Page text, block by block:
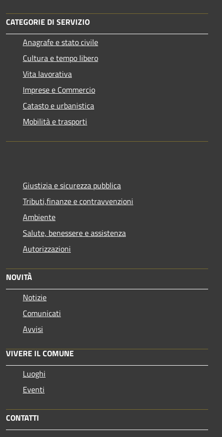
CATEGORIE DI SERVIZIO
Anagrafe e stato civile
Cultura e tempo libero
Vita lavorativa
Imprese e Commercio
Catasto e urbanistica
Mobilità e trasporti
Giustizia e sicurezza pubblica
Tributi,finanze e contravvenzioni
Ambiente
Salute, benessere e assistenza
Autorizzazioni
NOVITÀ
Notizie
Comunicati
Avvisi
VIVERE IL COMUNE
Luoghi
Eventi
CONTATTI